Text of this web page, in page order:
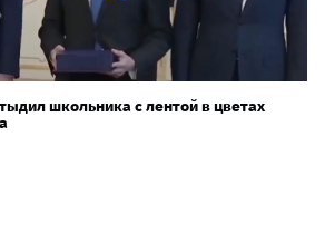
школьника с лентой в цветах